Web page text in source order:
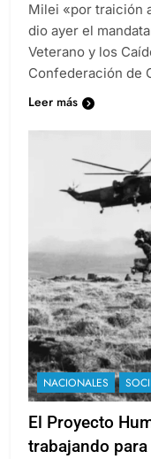
Milei «por traición
dio ayer el
Veterano y los
Confederación de
Leer más
NACIONALES
El Proyecto
trabajando